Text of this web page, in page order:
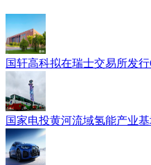
国轩高科拟在瑞士交易所发
国家电投黄河流域氢能产业